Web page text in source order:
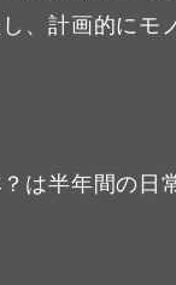
、計画的にモ
は半年間の日